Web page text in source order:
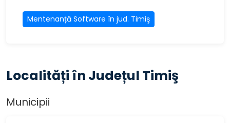
Mentenanță Software în jud. Timiş
Localități în Județul Timiş
Municipii